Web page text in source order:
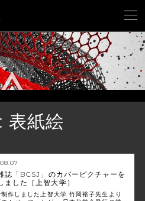
表紙絵
誌「BCSJ」のカバーピクチャーを
ました［上智大学］
作しました上智大学 竹岡裕子先生より